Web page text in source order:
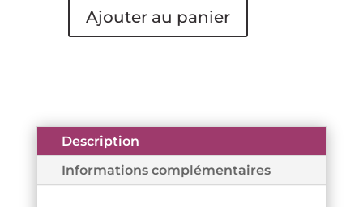
quantité
action
-
THÉARD
Ajouter au panier
Description
Informations complémentaires